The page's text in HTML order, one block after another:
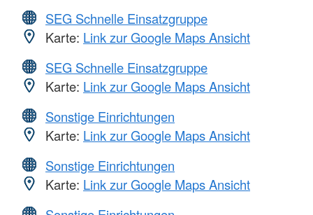
SEG Schnelle Einsatzgruppe
Karte: Link zur Google Maps Ansicht
SEG Schnelle Einsatzgruppe
Karte: Link zur Google Maps Ansicht
Sonstige Einrichtungen
Karte: Link zur Google Maps Ansicht
Sonstige Einrichtungen
Karte: Link zur Google Maps Ansicht